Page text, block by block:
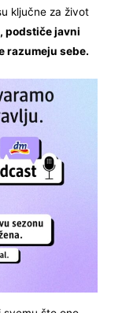
ključne za život
podstiče javni
razumeju sebe.